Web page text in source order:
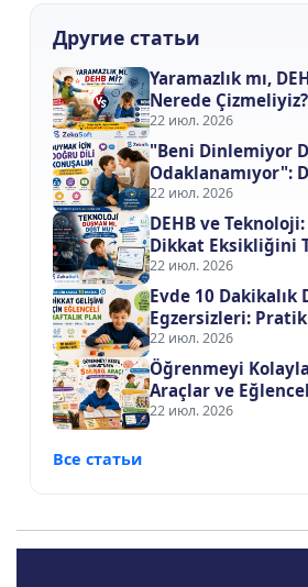
Другие статьи
Yaramazlık mı,
Nerede Çizmeliyiz?
22 июл. 2026
"Beni Dinlemiyor
Odaklanamıyor":
İletişim Kurma
22 июл. 2026
DEHB ve
Dikkat Eksikliğini
Tedavi mi Ediyor?
22 июл. 2026
Evde 10 Dakikalık
Egzersizleri:
22 июл. 2026
Öğrenmeyi
Araçlar ve
22 июл. 2026
Все статьи